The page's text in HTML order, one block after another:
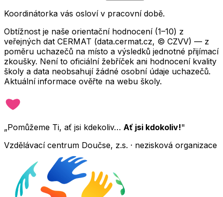
Koordinátorka vás osloví v pracovní době.
Obtížnost je naše orientační hodnocení (1–10) z
veřejných dat CERMAT (data.cermat.cz, © CZVV) — z
poměru uchazečů na místo a výsledků jednotné přijímací
zkoušky. Není to oficiální žebříček ani hodnocení kvality
školy a data neobsahují žádné osobní údaje uchazečů.
Aktuální informace ověřte na webu školy.
„Pomůžeme Ti, ať jsi kdekoliv… Ať jsi kdokoliv!"
Vzdělávací centrum Doučse, z.s. · nezisková organizace